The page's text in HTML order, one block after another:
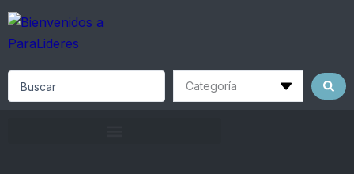
Skip
content